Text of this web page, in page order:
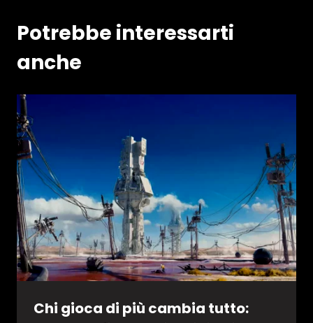
Potrebbe interessarti
anche
Chi gioca di più cambia tutto: